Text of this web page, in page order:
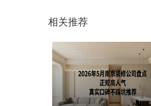
相关推荐